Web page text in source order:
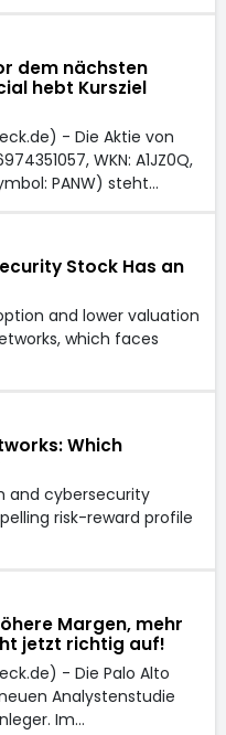
dem nächsten
hebt Kursziel
- Die Aktie von
WKN: A1JZ0Q,
PANW) steht…
Stock Has an
and lower valuation
which faces
Which
and cybersecurity
risk-reward profile
Margen, mehr
jetzt richtig auf!
- Die Palo Alto
Analystenstudie
Im…